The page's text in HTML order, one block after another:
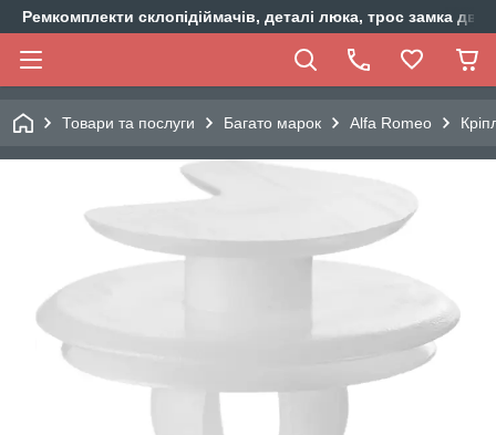
Ремкомплекти склопідіймачів, деталі люка, трос замка
Товари та послуги Багато марок Alfa Romeo